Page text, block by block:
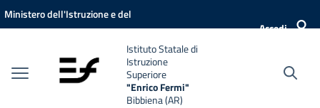
Vai ai contenuti
Vai al menu di navigazione
Vai al footer
Ministero dell'Istruzione e del
Accedi
Istituto Statale di
Istruzione
Superiore
"Enrico Fermi"
Bibbiena (AR)